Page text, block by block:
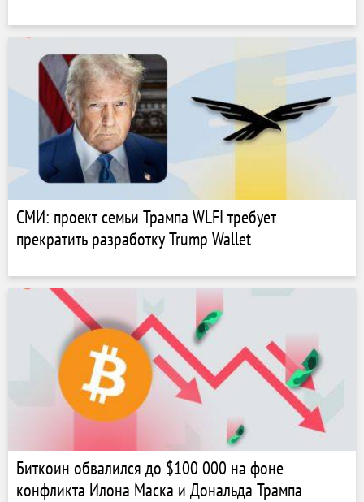
СМИ: проект семьи Трампа WLFI требует
прекратить разработку Trump Wallet
Биткоин обвалился до $100 000 на фоне
конфликта Илона Маска и Дональда Трампа